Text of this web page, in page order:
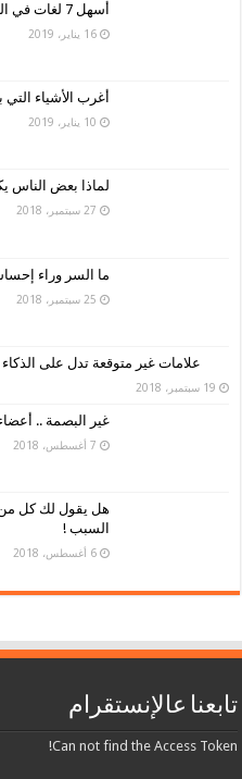
أسهل 7 لغات في العالم
16 يناير، 2019
أغرب الأشياء التي
10 يناير، 2019
لماذا بعض الناس
27 سبتمبر، 2018
ما السر وراء
25 سبتمبر، 2018
علامات غير متوقعة تدل على الذكاء
19 سبتمبر، 2018
غير البصمة ..
7 أغسطس، 2018
هل يقول لك كل من
السبب !
6 أغسطس، 2018
تابعنا عالإنستقرام
Can not find the Access Token!